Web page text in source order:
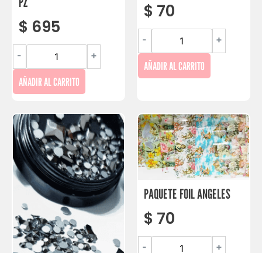
$ 695
- +
AÑADIR AL CARRITO
$ 70
- +
AÑADIR AL CARRITO
PAQUETE FOIL ANGELES
$ 70
- +